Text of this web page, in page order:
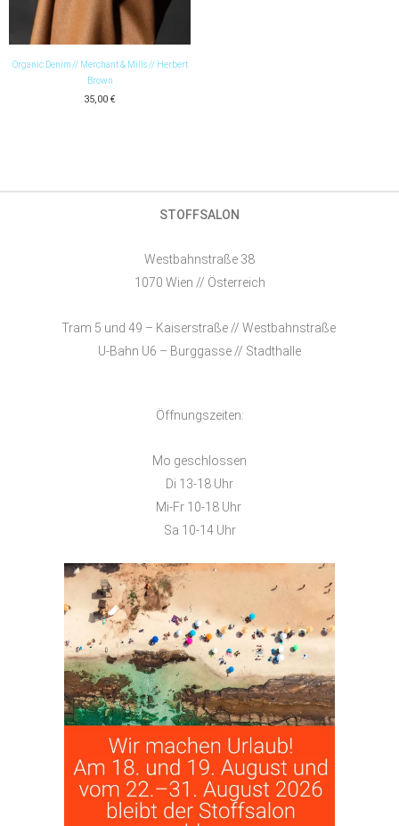
Organic Denim // Merchant & Mills // Herbert
Brown
35,00 €
STOFFSALON
Westbahnstraße 38
1070 Wien // Österreich
Tram 5 und 49 – Kaiserstraße // Westbahnstraße
U-Bahn U6 – Burggasse // Stadthalle
Öffnungszeiten:
Mo geschlossen
Di 13-18 Uhr
Mi-Fr 10-18 Uhr
Sa 10-14 Uhr